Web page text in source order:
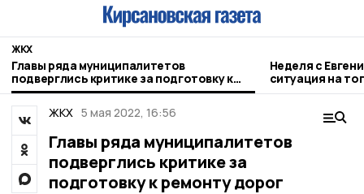
ЖКХ
Главы ряда муниципалитетов
подверглись критике за подготовку к
ремонту дорог
Неделя с
ситуация на
городе и
ЖКХ 5 мая 2022, 16:56
Главы ряда муниципалитетов
подверглись критике за
подготовку к ремонту дорог